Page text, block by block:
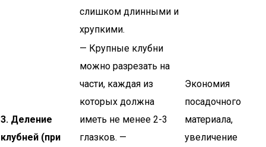
слишком длинными и
хрупкими.
3. Деление
клубней (при
— Крупные клубни
можно разрезать на
части, каждая из
которых должна
иметь не менее 2-3
глазков. —
Экономия
посадочного
материала,
увеличение